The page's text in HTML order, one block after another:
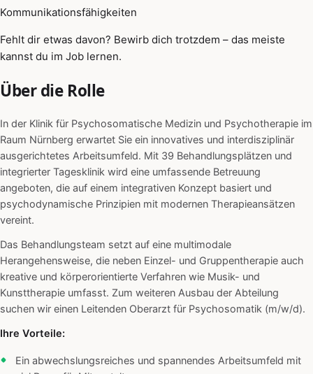
Kommunikationsfähigkeiten
Fehlt dir etwas davon? Bewirb dich trotzdem – das meiste
kannst du im Job lernen.
Über die Rolle
In der Klinik für Psychosomatische Medizin und Psychotherapie im
Raum Nürnberg erwartet Sie ein innovatives und interdisziplinär
ausgerichtetes Arbeitsumfeld. Mit 39 Behandlungsplätzen und
integrierter Tagesklinik wird eine umfassende Betreuung
angeboten, die auf einem integrativen Konzept basiert und
psychodynamische Prinzipien mit modernen Therapieansätzen
vereint.
Das Behandlungsteam setzt auf eine multimodale
Herangehensweise, die neben Einzel- und Gruppentherapie auch
kreative und körperorientierte Verfahren wie Musik- und
Kunsttherapie umfasst. Zum weiteren Ausbau der Abteilung
suchen wir einen Leitenden Oberarzt für Psychosomatik (m/w/d).
Ihre Vorteile:
Ein abwechslungsreiches und spannendes Arbeitsumfeld mit